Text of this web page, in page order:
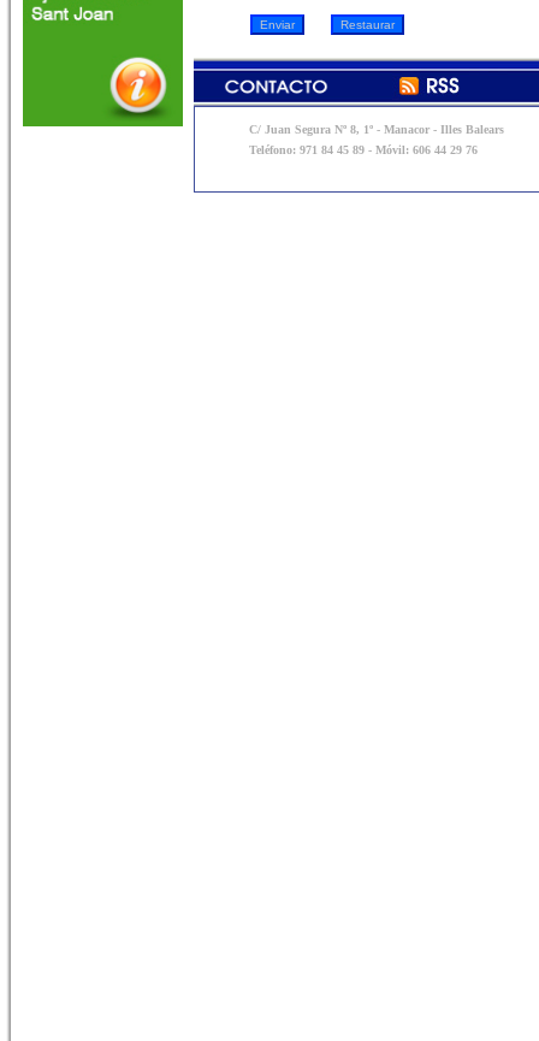
C/ Juan Segura Nº 8, 1º - Manacor - Illes Balears
Teléfono: 971 84 45 89 - Móvil: 606 44 29 76